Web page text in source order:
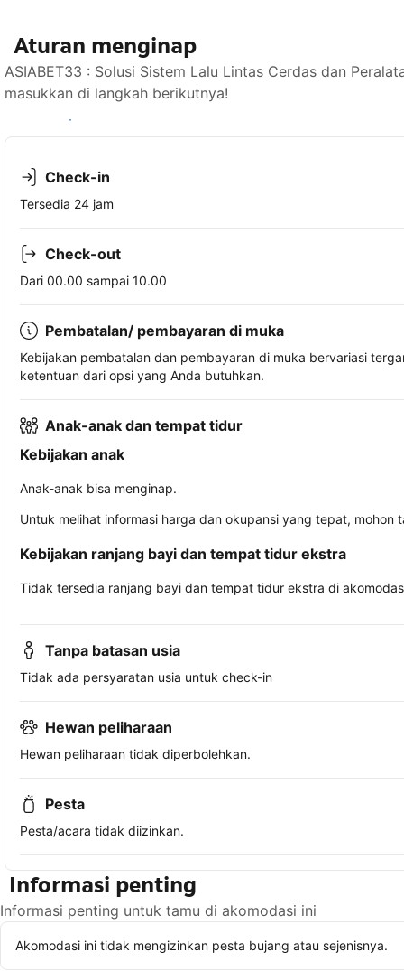
Aturan menginap
ASIABET33 : Solusi Sistem Lalu Lintas Cerdas dan
masukkan di langkah berikutnya!
Lihat ketersediaan
Check-in
Tersedia 24 jam
Check-out
Dari 00.00 sampai 10.00
Pembatalan/ pembayaran di muka
Kebijakan pembatalan dan pembayaran di muka bervariasi
ketentuan dari opsi yang Anda butuhkan.
Anak-anak dan tempat tidur
Kebijakan anak
Anak-anak bisa menginap.
Untuk melihat informasi harga dan okupansi yang tepat,
Kebijakan ranjang bayi dan tempat tidur ekstra
Tidak tersedia ranjang bayi dan tempat tidur ekstra di
Tanpa batasan usia
Tidak ada persyaratan usia untuk check-in
Hewan peliharaan
Hewan peliharaan tidak diperbolehkan.
Pesta
Pesta/acara tidak diizinkan.
Informasi penting
Informasi penting untuk tamu di akomodasi ini
Akomodasi ini tidak mengizinkan pesta bujang atau sejenisnya.